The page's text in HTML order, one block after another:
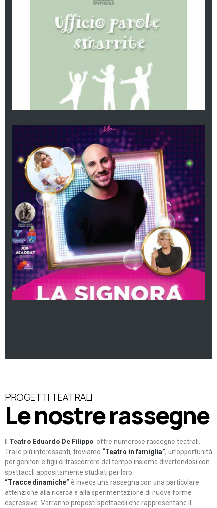
PROGETTI TEATRALI
Le nostre rassegne
Teatro Eduardo De Filippo offre numerose rassegne teatrali.
Tra le più interessanti, troviamo “Teatro in famiglia”, un’opportunità
per genitori e figli di trascorrere del tempo insieme divertendosi con
spettacoli appositamente studiati per loro.
“Tracce dinamiche” è invece una rassegna con una particolare
attenzione alla ricerca e alla sperimentazione di nuove forme
espressive. Verranno proposti spettacoli che rappresentano il